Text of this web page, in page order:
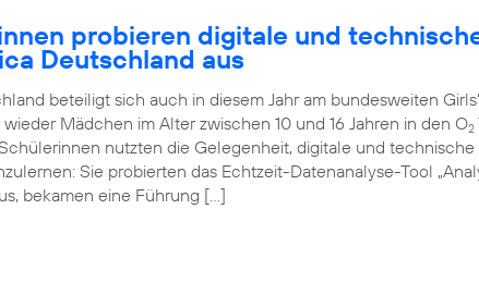
probieren digitale und
Deutschland aus
beteiligt sich auch in diesem Jahr am bundesweiten
Mädchen im Alter zwischen 10 und 16 Jahren in den O2
nutzten die Gelegenheit, digitale und technische
Sie probierten das Echtzeit-Datenanalyse-Tool
bekamen eine Führung […]